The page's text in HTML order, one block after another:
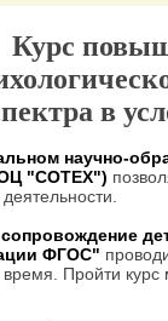
Курс
в
научно-
"СОТЕХ")
ФГОС"
Пройти